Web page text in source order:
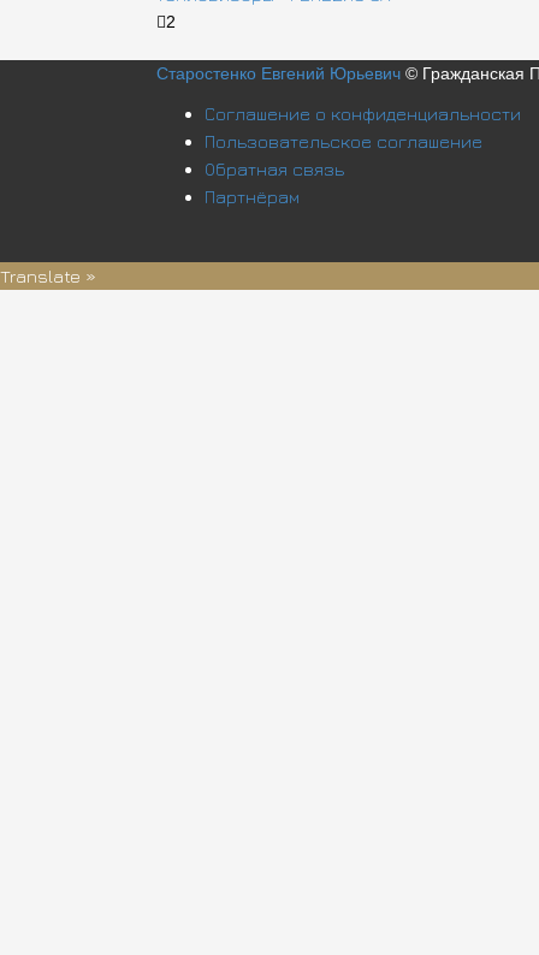
2
Старостенко Евгений Юрьевич © Гражданская
Соглашение о конфиденциальности
Пользовательское соглашение
Обратная связь
Партнёрам
Translate »